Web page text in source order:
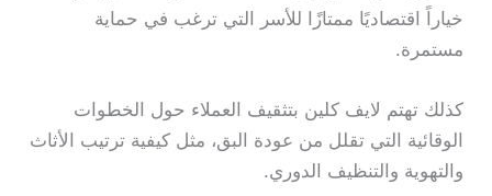
خياراً اقتصاديًا ممتازًا للأسر التي ترغب في حماية
مستمرة.
كذلك تهتم لايف كلين بتثقيف العملاء حول الخطوات
الوقائية التي تقلل من عودة البق، مثل كيفية ترتيب الأثاث
والتهوية والتنظيف الدوري.